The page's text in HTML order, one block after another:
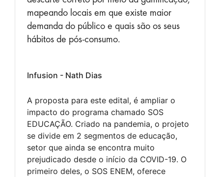
mapeando locais em que existe maior
demanda do público e quais são os seus
hábitos de pós-consumo.
Infusion - Nath Dias
A proposta para este edital, é ampliar o
impacto do programa chamado SOS
EDUCAÇÃO. Criado na pandemia, o projeto
se divide em 2 segmentos de educação,
setor que ainda se encontra muito
prejudicado desde o início da COVID-19. O
primeiro deles, o SOS ENEM, oferece